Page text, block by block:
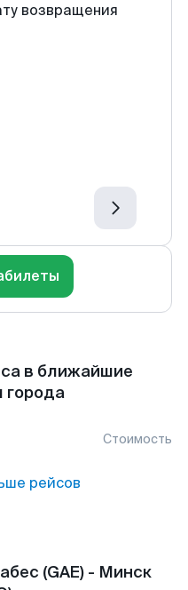
возвращения
в ближайшие
города
Стоимость
рейсов
(GAE) - Минск